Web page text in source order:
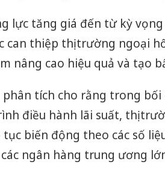
lực tăng giá đến từ kỳ
can thiệp thị trường ngoại
nâng cao hiệu quả và tạo
phân tích cho rằng trong
điều hành lãi suất, thị
biến động theo các số
ngân hàng trung ương